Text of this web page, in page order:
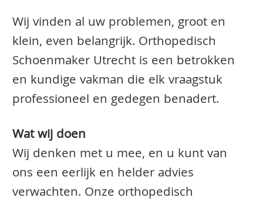
Wij vinden al uw problemen, groot en
klein, even belangrijk. Orthopedisch
Schoenmaker Utrecht is een betrokken
en kundige vakman die elk vraagstuk
professioneel en gedegen benadert.
Wat wij doen
Wij denken met u mee, en u kunt van
ons een eerlijk en helder advies
verwachten. Onze orthopedisch